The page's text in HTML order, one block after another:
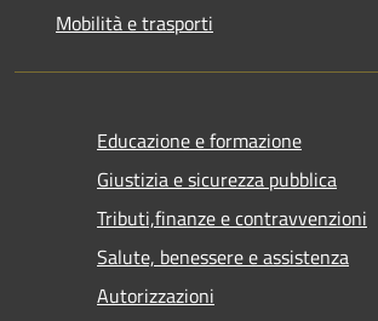
Mobilità e trasporti
Educazione e formazione
Giustizia e sicurezza pubblica
Tributi,finanze e contravvenzioni
Salute, benessere e assistenza
Autorizzazioni